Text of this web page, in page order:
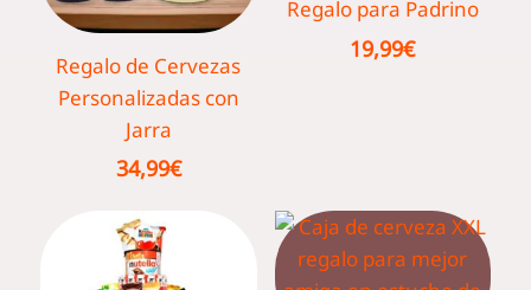
Regalo de Cervezas
Personalizadas con
Jarra
34,99€
Regalo para Padrino
19,99€